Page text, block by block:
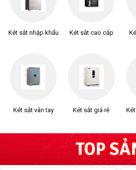
Két sắt nhập khẩu
Két sắt vân tay
Két sắt cao cấp
Két sắt giá rẻ
TOP